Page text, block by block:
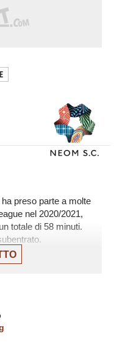
preso parte a molte
nel 2020/2021,
totale di 58 minuti.
stata il 30 maggio,